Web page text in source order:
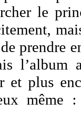
le
prendre
l’album
et plus
même